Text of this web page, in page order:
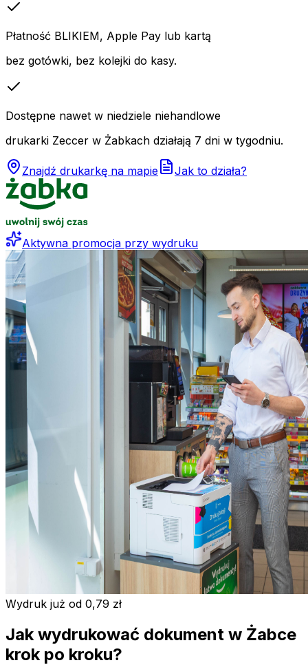
Płatność BLIKIEM, Apple Pay lub kartą
bez gotówki, bez kolejki do kasy.
Dostępne nawet w niedziele niehandlowe
drukarki Zeccer w Żabkach działają 7 dni w tygodniu.
Znajdź drukarkę na mapie Jak to działa?
Aktywna promocja przy wydruku
Wydruk już od 0,79 zł
Jak wydrukować dokument w Żabce
krok po kroku?